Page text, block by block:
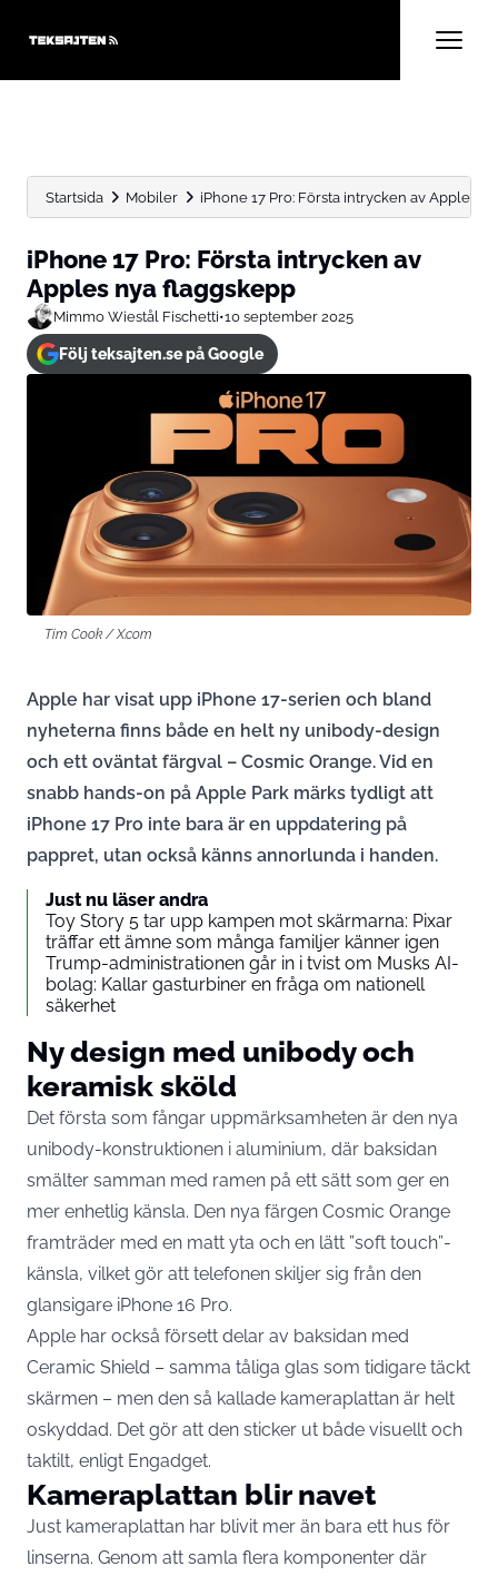
Startsida Mobiler iPhone 17 Pro: Första intrycken av Apples
iPhone 17 Pro: Första intrycken av
Apples nya flaggskepp
Mimmo Wiestål Fischetti•10 september 2025
Följ teksajten.se på Google
Tim Cook / X.com
Apple har visat upp iPhone 17-serien och bland
nyheterna finns både en helt ny unibody-design
och ett oväntat färgval – Cosmic Orange. Vid en
snabb hands-on på Apple Park märks tydligt att
iPhone 17 Pro inte bara är en uppdatering på
pappret, utan också känns annorlunda i handen.
Just nu läser andra
Toy Story 5 tar upp kampen mot skärmarna: Pixar
träffar ett ämne som många familjer känner igen
Trump-administrationen går in i tvist om Musks AI-
bolag: Kallar gasturbiner en fråga om nationell
säkerhet
Ny design med unibody och
keramisk sköld
Det första som fångar uppmärksamheten är den nya
unibody-konstruktionen i aluminium, där baksidan
smälter samman med ramen på ett sätt som ger en
mer enhetlig känsla. Den nya färgen Cosmic Orange
framträder med en matt yta och en lätt ”soft touch”-
känsla, vilket gör att telefonen skiljer sig från den
glansigare iPhone 16 Pro.
Apple har också försett delar av baksidan med
Ceramic Shield – samma tåliga glas som tidigare täckt
skärmen – men den så kallade kameraplattan är helt
oskyddad. Det gör att den sticker ut både visuellt och
taktilt, enligt Engadget.
Kameraplattan blir navet
Just kameraplattan har blivit mer än bara ett hus för
linserna. Genom att samla flera komponenter där